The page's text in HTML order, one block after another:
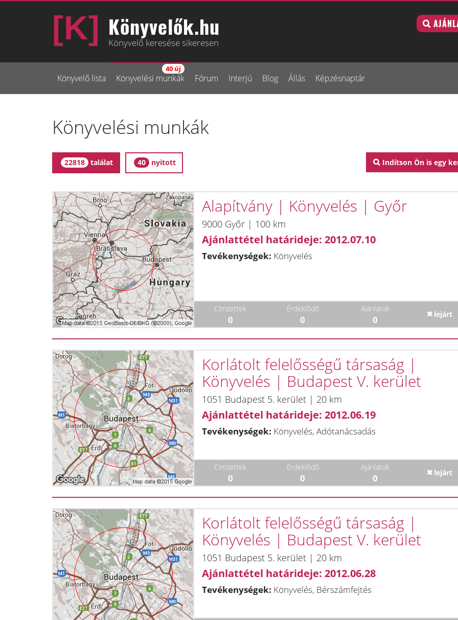
Könyvelők.hu
Könyvelő keresése sikeresen
Könyvelő lista Könyvelési munkák
40 új
Fórum Interjú Blog Állás Képzésnaptár
Könyvelési munkák
22818 találat 40 nyitott Indítson Ön is egy
Alapítvány | Könyvelés | Győr
9000 Győr | 100 km
Ajánlattétel határideje: 2012.07.10
Tevékenységek: Könyvelés
Címzettek
0
Érdeklődő
0
Ajánlatok
0 lejárt
Korlátolt felelősségű társaság |
Könyvelés | Budapest V. kerület
1051 Budapest 5. kerület | 20 km
Ajánlattétel határideje: 2012.06.19
Tevékenységek: Könyvelés, Adótanácsadás
Címzettek
0
Érdeklődő
0
Ajánlatok
0 lejárt
Korlátolt felelősségű társaság |
Könyvelés | Budapest V. kerület
1051 Budapest 5. kerület | 20 km
Ajánlattétel határideje: 2012.06.28
Tevékenységek: Könyvelés, Bérszámfejtés